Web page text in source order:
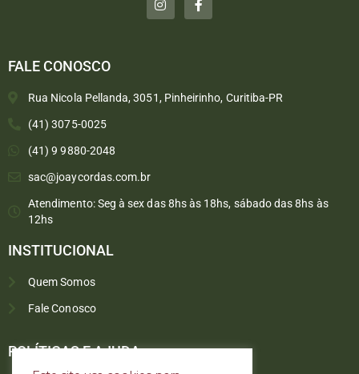
FALE CONOSCO
Rua Nicola Pellanda, 3051, Pinheirinho, Curitiba-PR
(41) 3075-0025
(41) 9 9880-2048
sac@joaycordas.com.br
Atendimento: Seg à sex das 8hs às 18hs, sábado das 8hs às
12hs
INSTITUCIONAL
Quem Somos
Fale Conosco
POLÍTICAS E AJUDA